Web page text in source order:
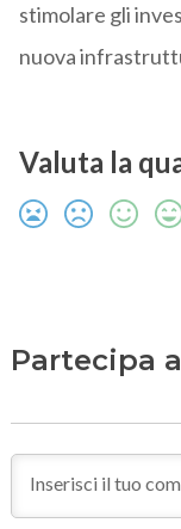
stimolare gli
nuova
Valuta la
Partecipa